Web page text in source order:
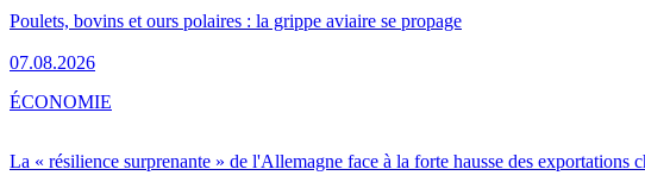
Poulets, bovins et ours polaires : la grippe aviaire se propage
07.08.2026
La « résilience surprenante » de l'Allemagne face à la forte hausse des exportations
ÉCONOMIE